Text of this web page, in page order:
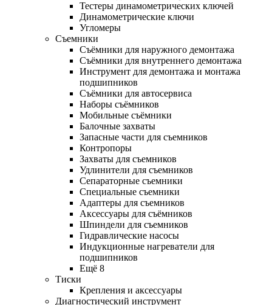
Тестеры динамометрических ключей
Динамометрические ключи
Угломеры
Съемники
Съёмники для наружного демонтажа
Съёмники для внутреннего демонтажа
Инструмент для демонтажа и монтажа
подшипников
Съёмники для автосервиса
Наборы съёмников
Мобильные съёмники
Балочные захваты
Запасные части для съемников
Контропоры
Захваты для съемников
Удлинители для съемников
Сепараторные съемники
Специальные съемники
Адаптеры для съемников
Аксессуары для съёмников
Шпиндели для съемников
Гидравлические насосы
Индукционные нагреватели для
подшипников
Ещё 8
Тиски
Крепления и аксессуары
Диагностический инструмент